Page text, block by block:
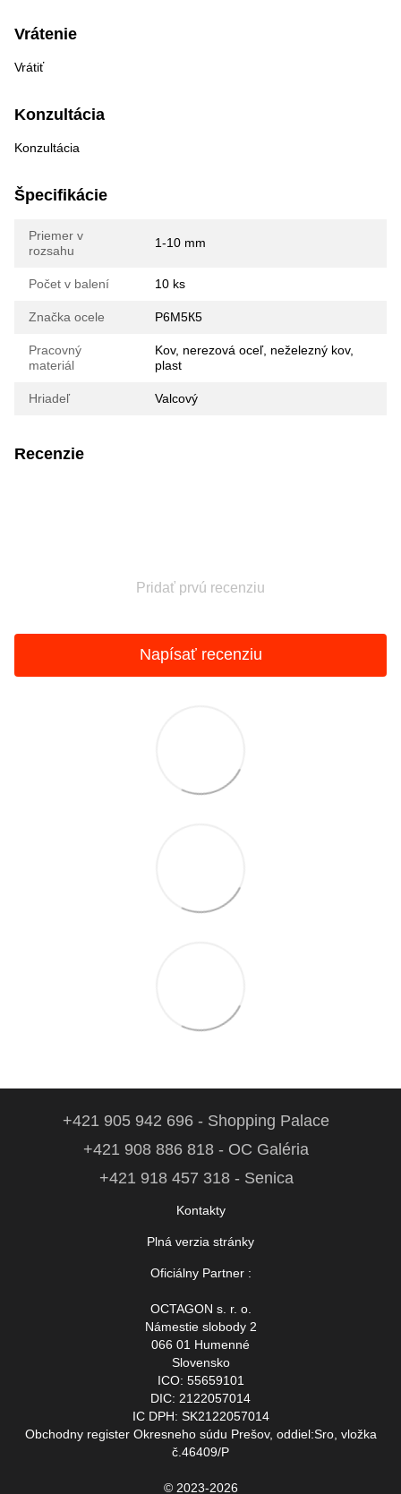
Vrátenie
Vrátiť
Konzultácia
Konzultácia
Špecifikácie
Priemer v
rozsahu
1-10 mm
Počet v balení 10 ks
Značka ocele Р6М5К5
Pracovný
materiál
Kov, nerezová oceľ, neželezný kov,
plast
Hriadeľ Valcový
Recenzie
Pridať prvú recenziu
Napísať recenziu
+421 905 942 696 - Shopping Palace
+421 908 886 818 - OC Galéria
+421 918 457 318 - Senica
Kontakty
Plná verzia stránky
Oficiálny Partner :
OCTAGON s. r. o.
Námestie slobody 2
066 01 Humenné
Slovensko
ICO: 55659101
DIC: 2122057014
IC DPH: SK2122057014
Obchodny register Okresneho súdu Prešov, oddiel:Sro, vložka
č.46409/P
© 2023-2026